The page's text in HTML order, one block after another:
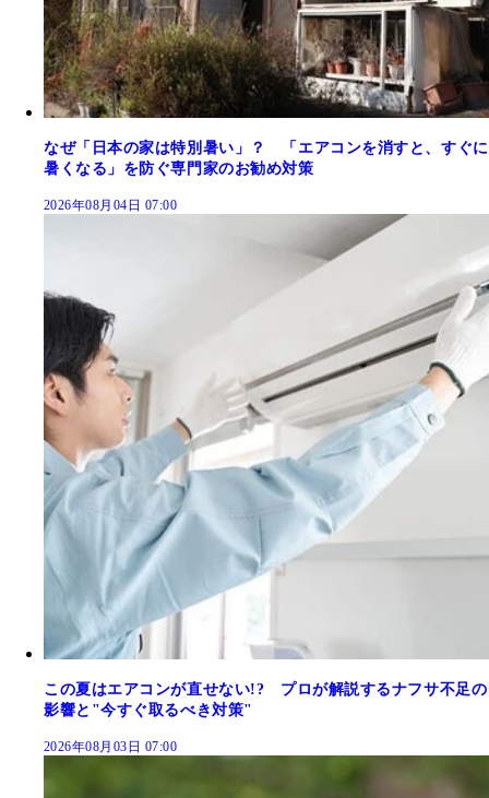
なぜ「日本の家は特別暑い」？ 「エアコンを消すと、すぐに
暑くなる」を防ぐ専門家のお勧め対策
2026年08月04日 07:00
この夏はエアコンが直せない!? プロが解説するナフサ不足の
影響と"今すぐ取るべき対策"
2026年08月03日 07:00